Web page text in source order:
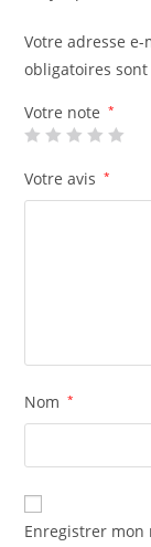
Votre adresse
obligatoires
Votre note *
Votre avis *
Nom *
Enregistrer mon